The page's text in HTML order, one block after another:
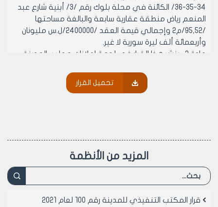
34-35-36/ الكائنة في محلة بلوك رقم /3/ أبنية شارع عبد
المنعم رياض منطقة عقارية سابعة والبالغة مساحتها
/95,52/م2 وإجمالي قيمة العقد /2400000/ل.س مليونان
وأربعمائة ألف ليرة سورية لا غير.
مادة 2- ينشر هذا القرار في لوحة إعلانات مجلس المدينة
رئيس المكتب التنفيذي لمجلس مدينة
تحميل القرار
المزيد من الأنظمة
قرار المكتب التنفيذي للمدينة رقم 100 لعام 2021